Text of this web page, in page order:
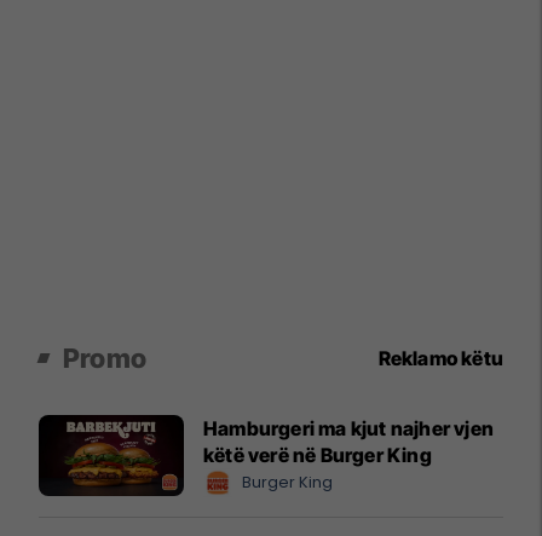
Promo Reklamo këtu
Hamburgeri ma kjut najher vjen
këtë verë në Burger King
Burger King